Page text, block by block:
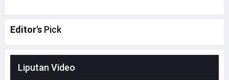
Editor's Pick
Liputan Video